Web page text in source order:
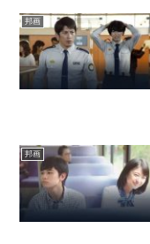
邦画
邦画